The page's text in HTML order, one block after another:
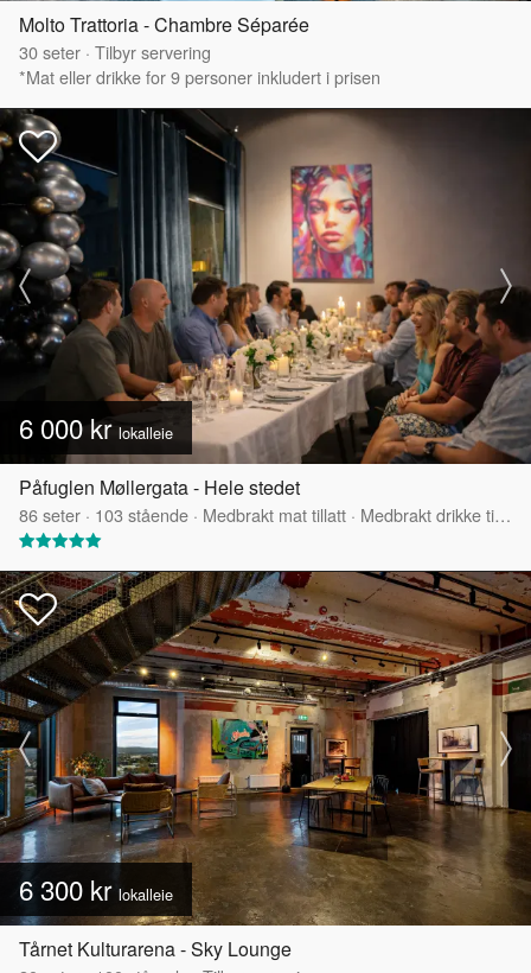
Molto Trattoria - Chambre Séparée
30seter · Tilbyr servering
*Mat eller drikke for 9 personer inkludert i prisen
6 000 kr lokalleie
Påfuglen Møllergata - Hele stedet
86seter · 103 stående · Medbrakt mat tillatt · Medbrakt drikke tillatt
6 300 kr lokalleie
Tårnet Kulturarena - Sky Lounge